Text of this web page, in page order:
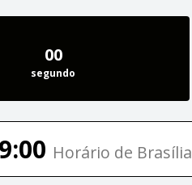
00
segundo
Horário de Brasília